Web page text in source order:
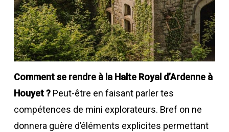
Comment se rendre à la Halte Royal d’Ardenne à
Houyet ?Peut-être en faisant parler tes
compétences de mini explorateurs. Bref on ne
donnera guère d’éléments explicites permettant